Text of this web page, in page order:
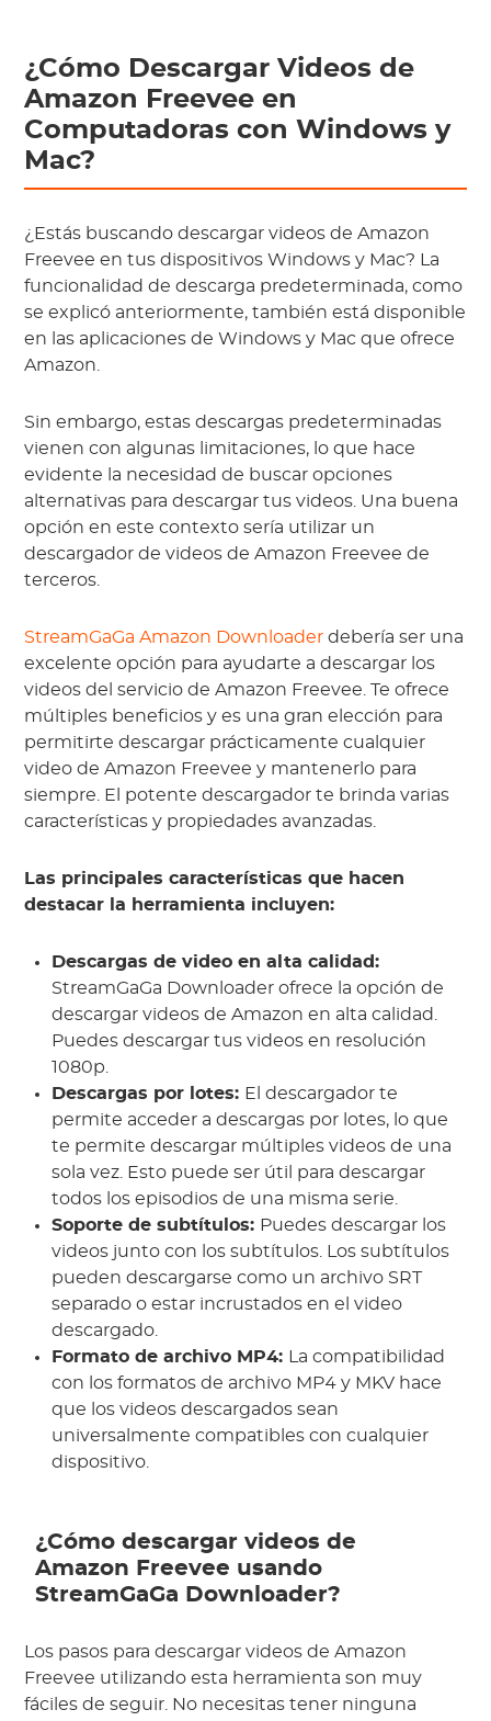
¿Cómo Descargar Videos de
Amazon Freevee en
Computadoras con Windows y
Mac?
¿Estás buscando descargar videos de Amazon
Freevee en tus dispositivos Windows y Mac? La
funcionalidad de descarga predeterminada, como
se explicó anteriormente, también está disponible
en las aplicaciones de Windows y Mac que ofrece
Amazon.
Sin embargo, estas descargas predeterminadas
vienen con algunas limitaciones, lo que hace
evidente la necesidad de buscar opciones
alternativas para descargar tus videos. Una buena
opción en este contexto sería utilizar un
descargador de videos de Amazon Freevee de
terceros.
StreamGaGa Amazon Downloader debería ser una
excelente opción para ayudarte a descargar los
videos del servicio de Amazon Freevee. Te ofrece
múltiples beneficios y es una gran elección para
permitirte descargar prácticamente cualquier
video de Amazon Freevee y mantenerlo para
siempre. El potente descargador te brinda varias
características y propiedades avanzadas.
Las principales características que hacen
destacar la herramienta incluyen:
Descargas de video en alta calidad:
StreamGaGa Downloader ofrece la opción de
descargar videos de Amazon en alta calidad.
Puedes descargar tus videos en resolución
1080p.
Descargas por lotes: El descargador te
permite acceder a descargas por lotes, lo que
te permite descargar múltiples videos de una
sola vez. Esto puede ser útil para descargar
todos los episodios de una misma serie.
Soporte de subtítulos: Puedes descargar los
videos junto con los subtítulos. Los subtítulos
pueden descargarse como un archivo SRT
separado o estar incrustados en el video
descargado.
Formato de archivo MP4: La compatibilidad
con los formatos de archivo MP4 y MKV hace
que los videos descargados sean
universalmente compatibles con cualquier
dispositivo.
¿Cómo descargar videos de
Amazon Freevee usando
StreamGaGa Downloader?
Los pasos para descargar videos de Amazon
Freevee utilizando esta herramienta son muy
fáciles de seguir. No necesitas tener ninguna